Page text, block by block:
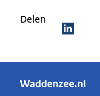
Delen
e
e
Waddenzee.nl